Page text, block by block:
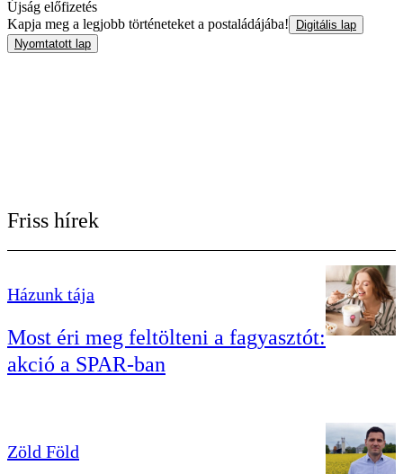
Újság előfizetés
Kapja meg a legjobb történeteket a postaládájába!
Digitális lap
Nyomtatott lap
Friss hírek
Házunk tája
Most éri meg feltölteni a fagyasztót:
akció a SPAR-ban
Zöld Föld